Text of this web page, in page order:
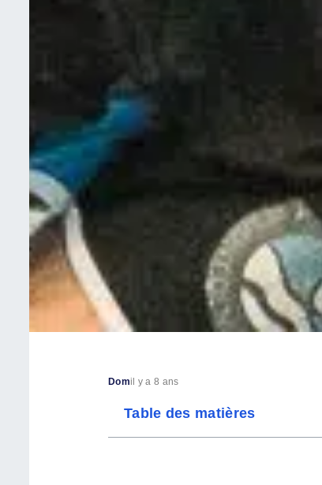
Domil y a 8 ans
Table des matières